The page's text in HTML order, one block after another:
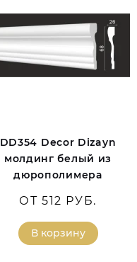
DD354 Decor Dizayn
молдинг белый из
дюрополимера
ОТ 512 РУБ.
В корзину